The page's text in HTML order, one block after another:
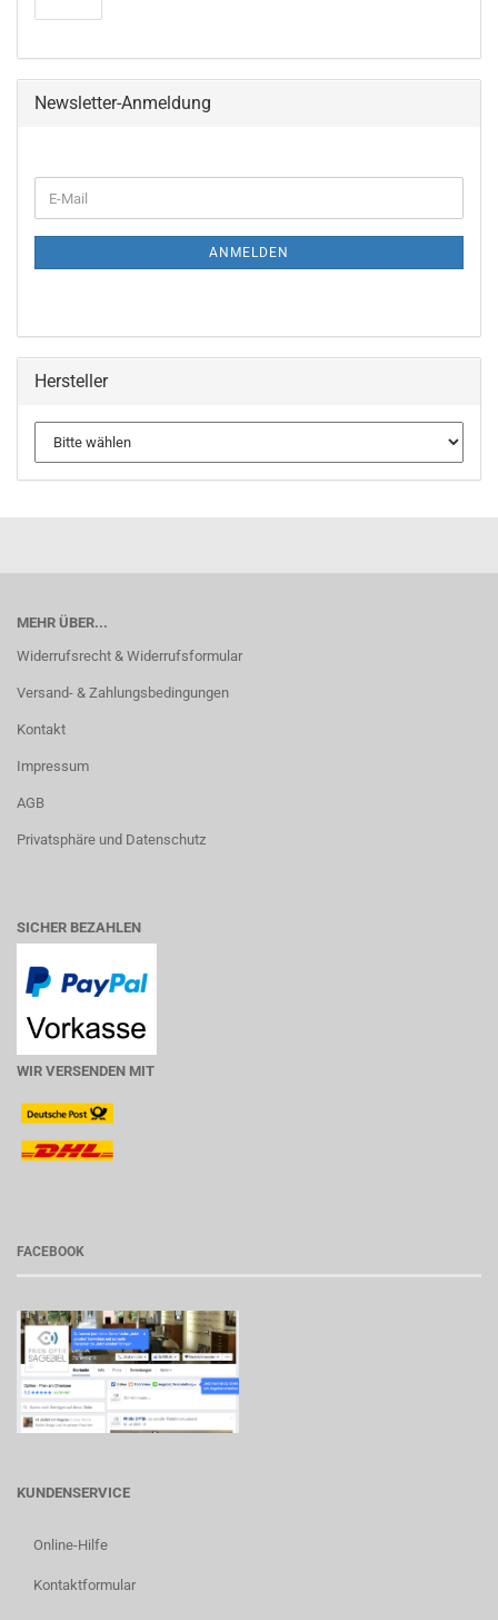
Newsletter-Anmeldung
ZUR
E-
Mail
ANMELDEN
Hersteller
MEHR ÜBER...
Widerrufsrecht & Widerrufsformular
Versand- & Zahlungsbedingungen
Kontakt
Impressum
AGB
Privatsphäre und Datenschutz
SICHER BEZAHLEN
WIR VERSENDEN MIT
FACEBOOK
KUNDENSERVICE
Online-Hilfe
Kontaktformular